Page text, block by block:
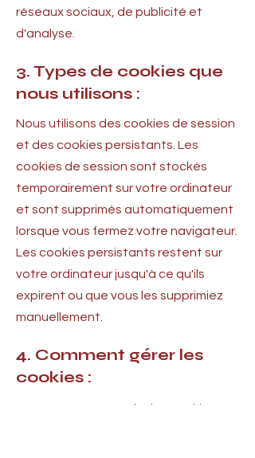
réseaux sociaux, de publicité et
d'analyse.
3. Types de cookies que
nous utilisons :
Nous utilisons des cookies de session
et des cookies persistants. Les
cookies de session sont stockés
temporairement sur votre ordinateur
et sont supprimés automatiquement
lorsque vous fermez votre navigateur.
Les cookies persistants restent sur
votre ordinateur jusqu'à ce qu'ils
expirent ou que vous les supprimiez
manuellement.
4. Comment gérer les
cookies :
Vous pouvez contrôler les cookies en